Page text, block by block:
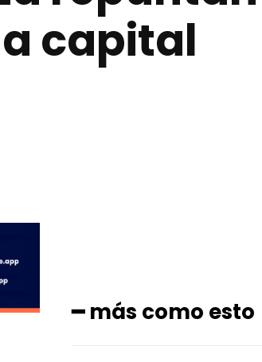
capital
━ más como esto